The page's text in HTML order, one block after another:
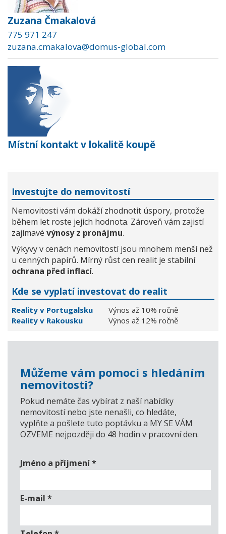
Zuzana Čmakalová
775 971 247
zuzana.cmakalova@domus-global.com
Místní kontakt v lokalitě koupě
Investujte do nemovitostí
Nemovitosti vám dokáží zhodnotit úspory, protože
během let roste jejich hodnota. Zároveň vám zajistí
zajímavé výnosy z pronájmu.
Výkyvy v cenách nemovitostí jsou mnohem menší než
u cenných papírů. Mírný růst cen realit je stabilní
ochrana před inflací.
Kde se vyplatí investovat do realit
Reality v Portugalsku
Výnos až 10% ročně
Reality v Rakousku
Výnos až 12% ročně
Můžeme vám pomoci s hledáním
nemovitosti?
Pokud nemáte čas vybírat z naší nabídky
nemovitostí nebo jste nenašli, co hledáte,
vyplňte a pošlete tuto poptávku a MY SE VÁM
OZVEME nejpozději do 48 hodin v pracovní den.
Jméno a příjmení*
E-mail *